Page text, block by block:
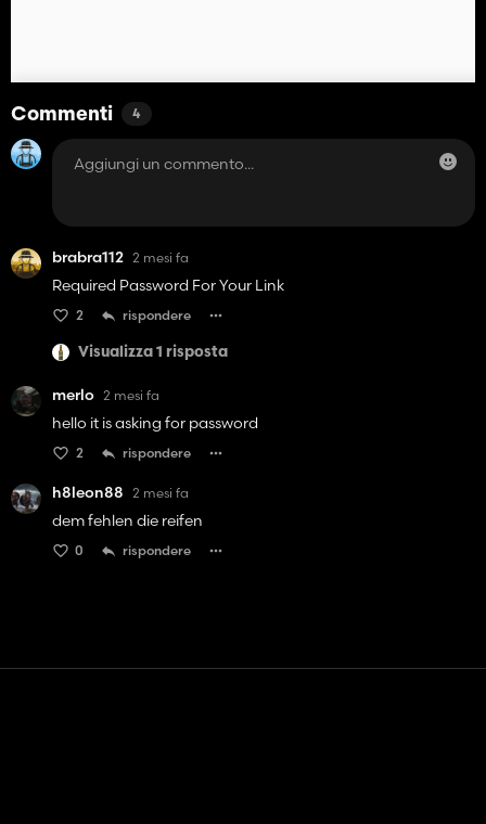
Commenti 4
brabra112 2 mesi fa
Required Password For Your Link
2 rispondere
Visualizza 1 risposta
merlo 2 mesi fa
hello it is asking for password
2 rispondere
h8leon88 2 mesi fa
dem fehlen die reifen
0 rispondere